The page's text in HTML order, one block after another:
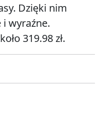
Dzięki nim
wyraźne.
319.98 zł.